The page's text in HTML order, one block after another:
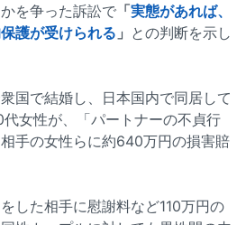
を争った訴訟で 「実態があれば、
護が受けられる 」 との判断を示し
国で結婚し、日本国内で同居して
女性が、「パートナーの不貞行
手の女性らに約640万円の損害賠
した相手に慰謝料など110万円の